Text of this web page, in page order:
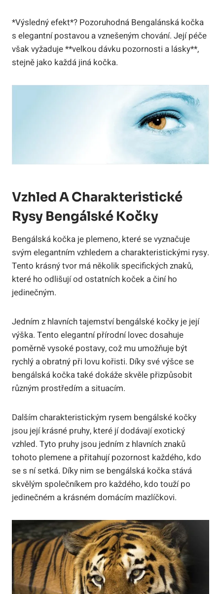
*Výsledný efekt*? Pozoruhodná Bengalánská kočka
s elegantní postavou a vznešeným chování. Její péče
však vyžaduje **velkou dávku pozornosti a lásky**,
stejně jako každá jiná kočka.
Vzhled A Charakteristické
Rysy Bengálské Kočky
Bengálská kočka je plemeno, které se vyznačuje
svým elegantním vzhledem a charakteristickými rysy.
Tento krásný tvor má několik specifických znaků,
které ho odlišují od ostatních koček a činí ho
jedinečným.
Jedním z hlavních tajemství bengálské kočky je její
výška. Tento elegantní přírodní lovec dosahuje
poměrně vysoké postavy, což mu umožňuje být
rychlý a obratný při lovu kořisti. Díky své výšce se
bengálská kočka také dokáže skvěle přizpůsobit
různým prostředím a situacím.
Dalším charakteristickým rysem bengálské kočky
jsou její krásné pruhy, které jí dodávají exotický
vzhled. Tyto pruhy jsou jedním z hlavních znaků
tohoto plemene a přitahují pozornost každého, kdo
se s ní setká. Díky nim se bengálská kočka stává
skvělým společníkem pro každého, kdo touží po
jedinečném a krásném domácím mazlíčkovi.